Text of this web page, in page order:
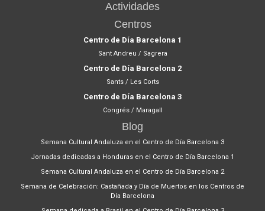
Actividades
Centros
Centro de Día Barcelona 1
Sant Andreu / Sagrera
Centro de Día Barcelona 2
Sants / Les Corts
Centro de Día Barcelona 3
Congrés / Maragall
Blog
Semana Cultural Andaluza en el Centro de Día Barcelona 3
Jornadas dedicadas a Honduras en el Centro de Día Barcelona 1
Semana Cultural Andaluza en el Centro de Día Barcelona 2
Semana de Celebración: Castañada y Día de Muertos en los Centros de
Día Barcelona